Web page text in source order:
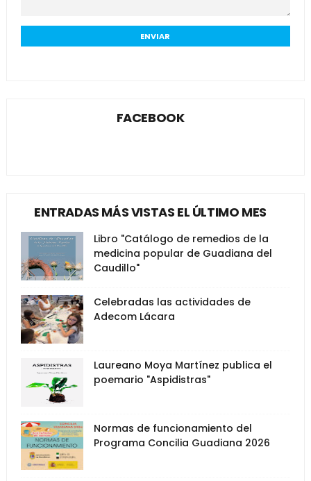
FACEBOOK
ENTRADAS MÁS VISTAS EL ÚLTIMO MES
Libro "Catálogo de remedios de la
medicina popular de Guadiana del
Caudillo"
Celebradas las actividades de
Adecom Lácara
Laureano Moya Martínez publica el
poemario "Aspidistras"
Normas de funcionamiento del
Programa Concilia Guadiana 2026